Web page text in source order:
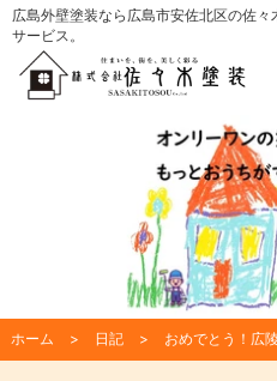
広島外壁塗装なら広島市安佐北区の佐
サービス。
ホーム 日記 おめでとう！広